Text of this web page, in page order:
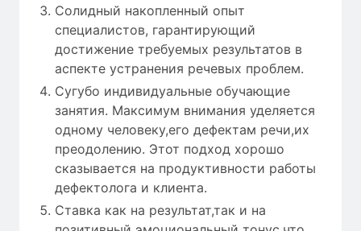
Солидный накопленный опыт
специалистов, гарантирующий
достижение требуемых результатов в
аспекте устранения речевых проблем.
Сугубо индивидуальные обучающие
занятия. Максимум внимания уделяется
одному человеку,его дефектам речи,их
преодолению. Этот подход хорошо
сказывается на продуктивности работы
дефектолога и клиента.
Ставка как на результат,так и на